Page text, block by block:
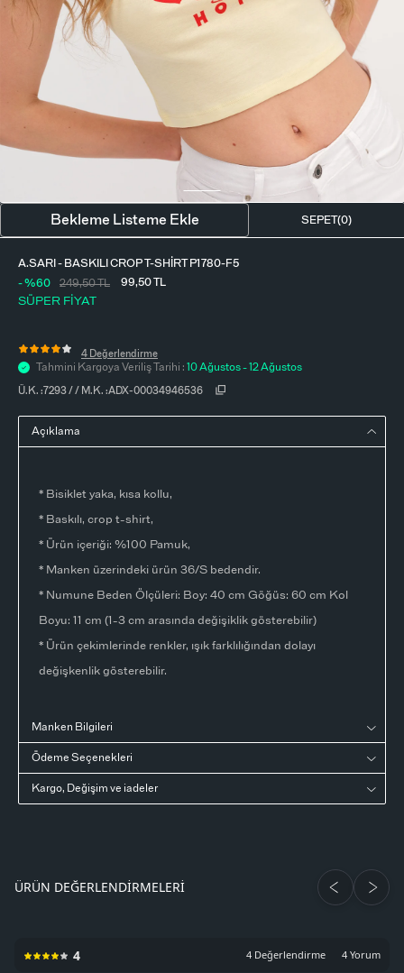
Açıklama
* Bisiklet yaka, kısa kollu,
* Baskılı, crop t-shirt,
* Ürün içeriği: %100 Pamuk,
* Manken üzerindeki ürün 36/S bedendir.
* Numune Beden Ölçüleri: Boy: 40 cm Göğüs: 60 cm Kol
Boyu: 11 cm (1-3 cm arasında değişiklik gösterebilir)
* Ürün çekimlerinde renkler, ışık farklılığından dolayı
değişkenlik gösterebilir.
Manken Bilgileri
Ödeme Seçenekleri
Kargo, Değişim ve iadeler
Ü.K. :7293/ / M.K. :ADX-00034946536
A.SARI - BASKILI CROP T-SHIRT P1780-F5
SÜPER FİYAT
249,50TL 99,50TL
- %60
4 Değerlendirme
Tahmini Kargoya Veriliş Tarihi : 10 Ağustos - 12 Ağustos
SEPET(0)
Bekleme Listeme Ekle
ÜRÜN DEĞERLENDIRMELERI
4 4 Değerlendirme 4 Yorum
T-SHIRT
GÖMLEK
BÜSTIYER
FULAR-SAÇ BANDI
PARFÜM
VÜCUT AKSESUARI